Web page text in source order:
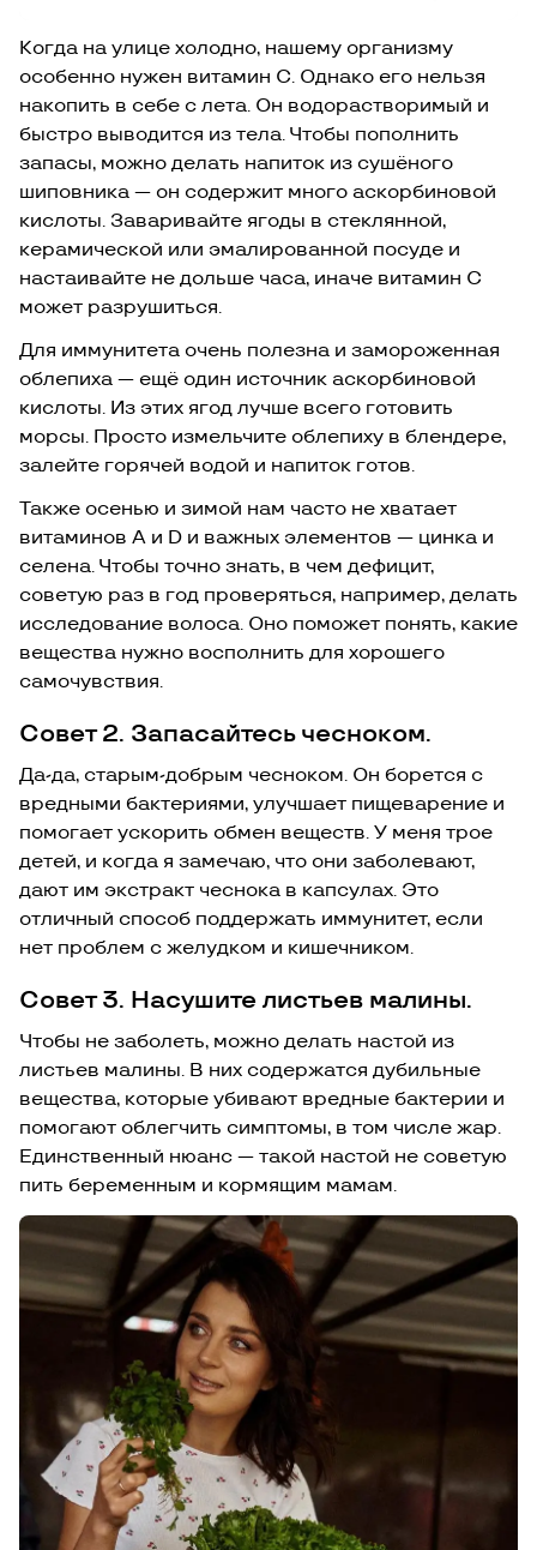
Когда на улице холодно, нашему организму
особенно нужен витамин С. Однако его нельзя
накопить в себе с лета. Он водорастворимый и
быстро выводится из тела. Чтобы пополнить
запасы, можно делать напиток из сушёного
шиповника — он содержит много аскорбиновой
кислоты. Заваривайте ягоды в стеклянной,
керамической или эмалированной посуде и
настаивайте не дольше часа, иначе витамин С
может разрушиться.
Для иммунитета очень полезна и замороженная
облепиха — ещё один источник аскорбиновой
кислоты. Из этих ягод лучше всего готовить
морсы. Просто измельчите облепиху в блендере,
залейте горячей водой и напиток готов.
Также осенью и зимой нам часто не хватает
витаминов А и D и важных элементов — цинка и
селена. Чтобы точно знать, в чем дефицит,
советую раз в год проверяться, например, делать
исследование волоса. Оно поможет понять, какие
вещества нужно восполнить для хорошего
самочувствия.
Совет 2. Запасайтесь чесноком.
Да-да, старым-добрым чесноком. Он борется с
вредными бактериями, улучшает пищеварение и
помогает ускорить обмен веществ. У меня трое
детей, и когда я замечаю, что они заболевают,
дают им экстракт чеснока в капсулах. Это
отличный способ поддержать иммунитет, если
нет проблем с желудком и кишечником.
Совет 3. Насушите листьев малины.
Чтобы не заболеть, можно делать настой из
листьев малины. В них содержатся дубильные
вещества, которые убивают вредные бактерии и
помогают облегчить симптомы, в том числе жар.
Единственный нюанс — такой настой не советую
пить беременным и кормящим мамам.